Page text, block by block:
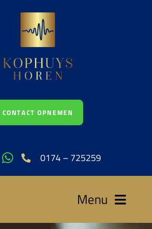
CONTACT OPNEMEN
0174 – 725259
Menu